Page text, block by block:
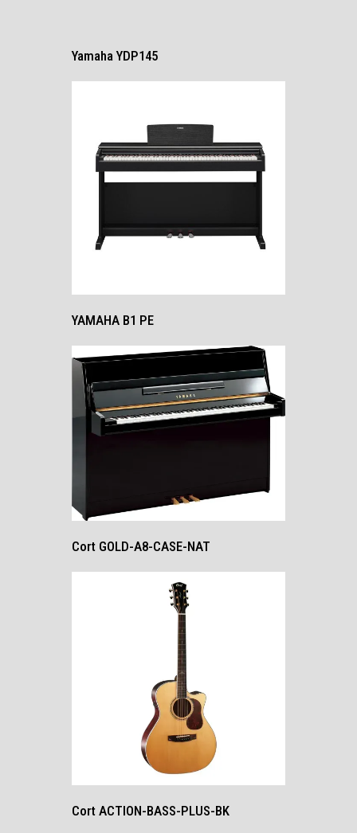
Yamaha YDP145
YAMAHA B1 PE
Cort GOLD-A8-CASE-NAT
Cort ACTION-BASS-PLUS-BK